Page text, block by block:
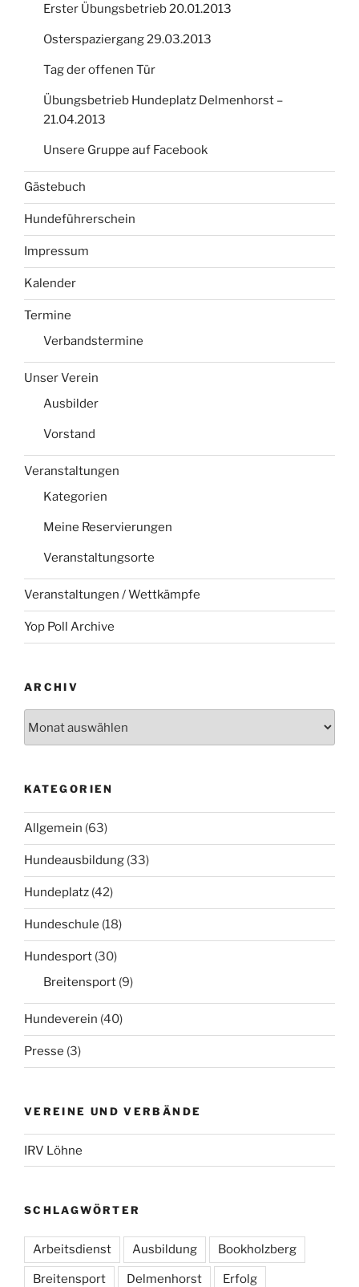
Erster Übungsbetrieb 20.01.2013
Osterspaziergang 29.03.2013
Tag der offenen Tür
Übungsbetrieb Hundeplatz Delmenhorst –
21.04.2013
Unsere Gruppe auf Facebook
Gästebuch
Hundeführerschein
Impressum
Kalender
Termine
Verbandstermine
Unser Verein
Ausbilder
Vorstand
Veranstaltungen
Kategorien
Meine Reservierungen
Veranstaltungsorte
Veranstaltungen / Wettkämpfe
Yop Poll Archive
ARCHIV
KATEGORIEN
Allgemein (63)
Hundeausbildung (33)
Hundeplatz (42)
Hundeschule (18)
Hundesport (30)
Breitensport (9)
Hundeverein (40)
Presse (3)
VEREINE UND VERBÄNDE
IRV Löhne
SCHLAGWÖRTER
Arbeitsdienst Ausbildung Bookholzberg
Breitensport Delmenhorst Erfolg